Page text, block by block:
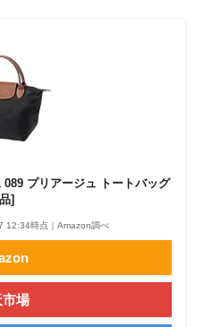
プリアージュ トートバッグ
]
12:34時点｜Amazon調べ
場